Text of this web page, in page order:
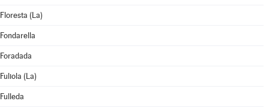
Floresta (La)
Fondarella
Foradada
Fuliola (La)
Fulleda